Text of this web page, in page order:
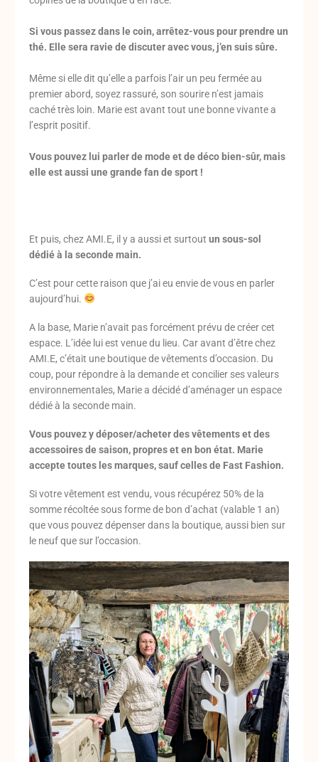
Si vous passez dans le coin, arrêtez-vous pour prendre un
thé. Elle sera ravie de discuter avec vous, j’en suis sûre.
Même si elle dit qu’elle a parfois l’air un peu fermée au
premier abord, soyez rassuré, son sourire n’est jamais
caché très loin. Marie est avant tout une bonne vivante a
l’esprit positif.
Vous pouvez lui parler de mode et de déco bien-sûr, mais
elle est aussi une grande fan de sport !
Et puis, chez AMI.E, il y a aussi et surtoutun sous-sol
dédié à la seconde main.
C’est pour cette raison que j’ai eu envie de vous en parler
aujourd’hui.
A la base, Marie n’avait pas forcément prévu de créer cet
espace. L’idée lui est venue du lieu. Car avant d’être chez
AMI.E, c’était une boutique de vêtements d’occasion. Du
coup, pour répondre à la demande et concilier ses valeurs
environnementales, Marie a décidé d’aménager un espace
dédié à la seconde main.
Vous pouvez y déposer/acheter des vêtements et des
accessoires de saison, propres et en bon état. Marie
accepte toutes les marques, sauf celles de Fast Fashion.
Si votre vêtement est vendu, vous récupérez 50% de la
somme récoltée sous forme de bon d’achat (valable 1 an)
que vous pouvez dépenser dans la boutique, aussi bien sur
le neuf que sur l’occasion.